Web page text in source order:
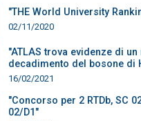
"THE World University
02/11/2020
"ATLAS trova evidenze di un
decadimento del bosone di
16/02/2021
"Concorso per 2 RTDb, SC
02/D1"